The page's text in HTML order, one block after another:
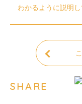
わかるように説明
SHARE